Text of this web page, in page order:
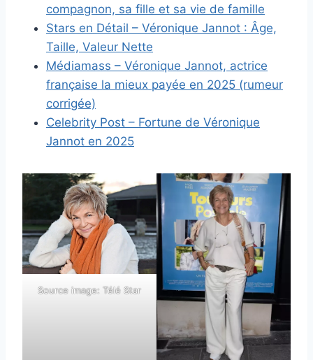
compagnon, sa fille et sa vie de famille
Stars en Détail – Véronique Jannot : Âge,
Taille, Valeur Nette
Médiamass – Véronique Jannot, actrice
française la mieux payée en 2025 (rumeur
corrigée)
Celebrity Post – Fortune de Véronique
Jannot en 2025
Source image: Télé Star